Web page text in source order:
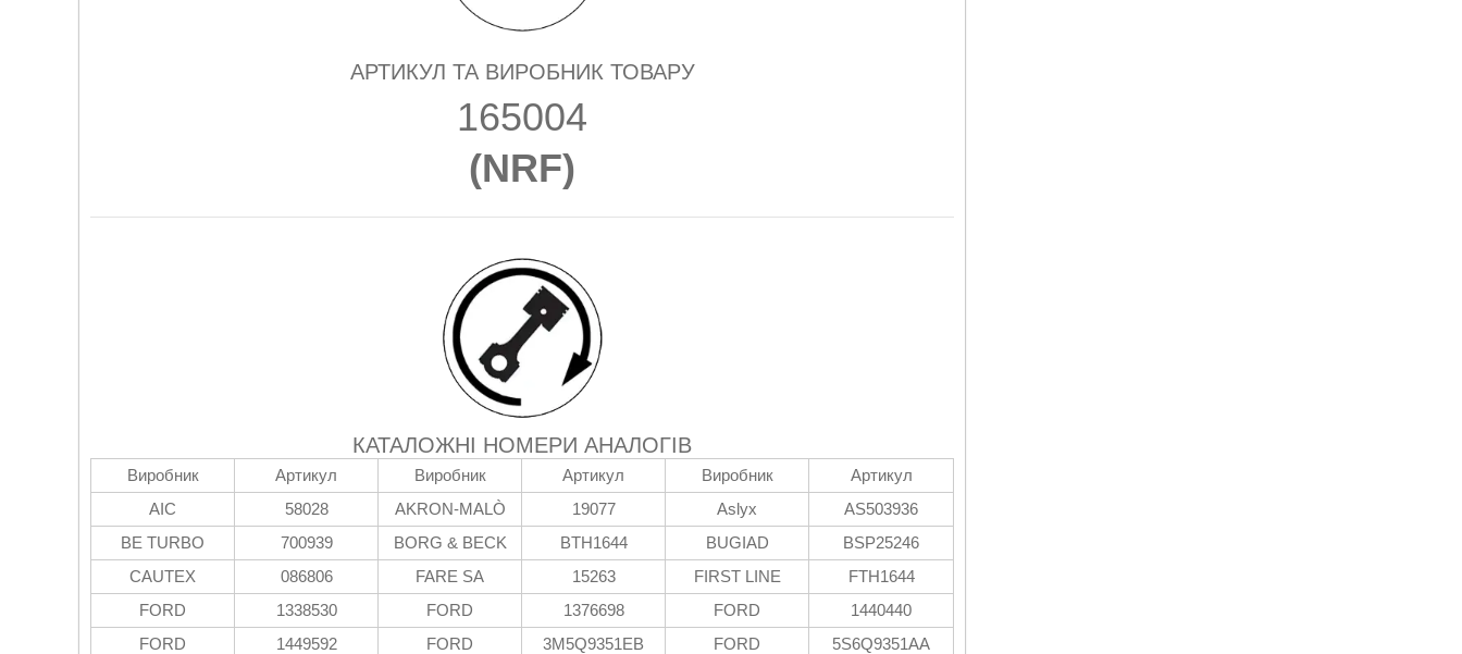
АРТИКУЛ ТА ВИРОБНИК ТОВАРУ
165004
(NRF)
КАТАЛОЖНІ НОМЕРИ АНАЛОГІВ
Виробник Артикул Виробник Артикул Виробник
Артикул
AIC
58028 AKRON-MALÒ 19077 Aslyx
AS503936
BE TURBO
700939 BORG & BECK BTH1644 BUGIAD
BSP25246
CAUTEX
086806 FARE SA 15263 FIRST LINE
FTH1644
FORD
1338530 FORD 1376698 FORD
1440440
FORD
1449592 FORD 3M5Q9351EB FORD
5S6Q9351AA